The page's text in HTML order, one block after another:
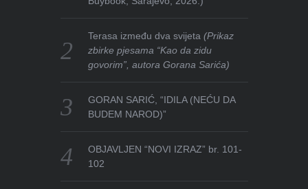
Terasa između dva svijeta(Prikaz
zbirke pjesama “Kao da zidu
govorim”, autora Gorana Sarića)
GORAN SARIĆ, “IDILA (NEĆU DA
BUDEM NAROD)”
OBJAVLJEN “NOVI IZRAZ” br. 101-
102